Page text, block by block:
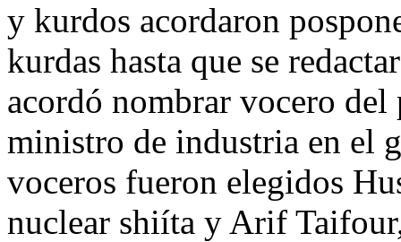
y kurdos acordaron
kurdas hasta que se
acordó nombrar vocero
ministro de industria en el
voceros fueron elegidos
nuclear shiíta y Arif